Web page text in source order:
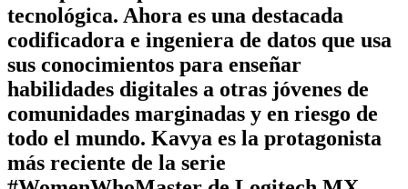
tecnológica. Ahora es una destacada
codificadora e ingeniera de datos que usa
sus conocimientos para enseñar
habilidades digitales a otras jóvenes de
comunidades marginadas y en riesgo de
todo el mundo. Kavya es la protagonista
más reciente de la serie